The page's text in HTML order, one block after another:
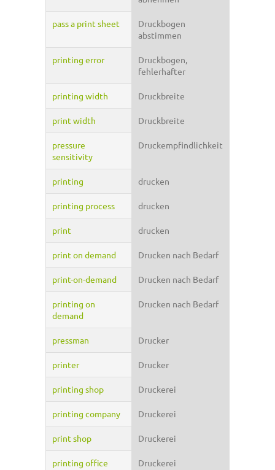
pass a print sheet
Druckbogen
abstimmen
printing error
Druckbogen,
fehlerhafter
printing width Druckbreite
print width Druckbreite
pressure
sensitivity
Druckempfindlichkeit
printing drucken
printing process drucken
print drucken
print on demand Drucken nach Bedarf
print-on-demand Drucken nach Bedarf
printing on
demand
Drucken nach Bedarf
pressman Drucker
printer Drucker
printing shop Druckerei
printing company Druckerei
print shop Druckerei
printing office
Druckerei